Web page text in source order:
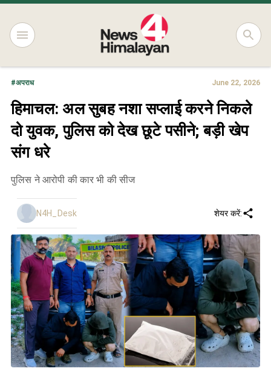
#अपराध June 22, 2026
हिमाचल: अल सुबह नशा सप्लाई करने निकले
दो युवक, पुलिस को देख छूटे पसीने; बड़ी खेप
संग धरे
पुलिस ने आरोपी की कार भी की सीज
N4H_Desk शेयर करें: